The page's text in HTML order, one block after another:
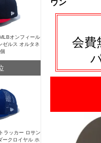
オンフィール
ゼルス オルタネ
ラッカー ロサン
ークロイヤル ホ
ウン
会費